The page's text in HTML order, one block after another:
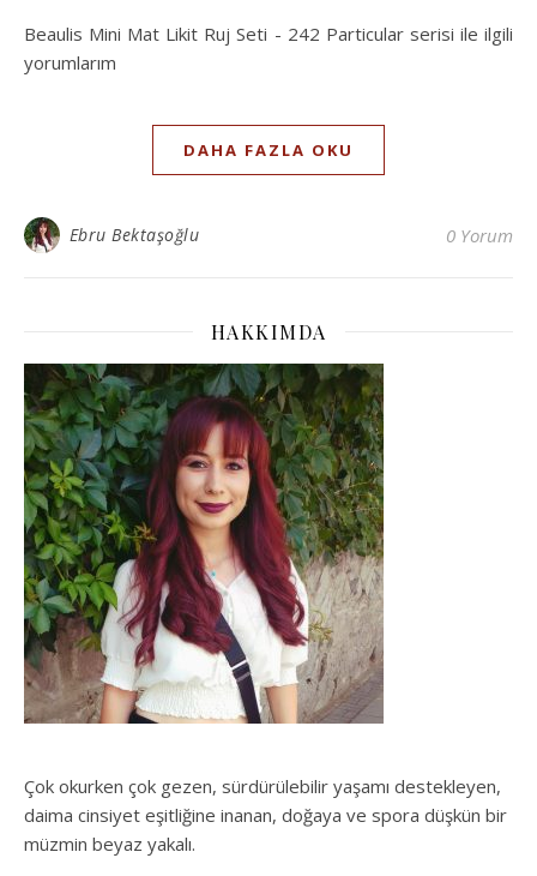
Beaulis Mini Mat Likit Ruj Seti - 242 Particular serisi ile ilgili
yorumlarım
DAHA FAZLA OKU
Ebru Bektaşoğlu 0 Yorum
HAKKIMDA
Çok okurken çok gezen, sürdürülebilir yaşamı destekleyen,
daima cinsiyet eşitliğine inanan, doğaya ve spora düşkün bir
müzmin beyaz yakalı.